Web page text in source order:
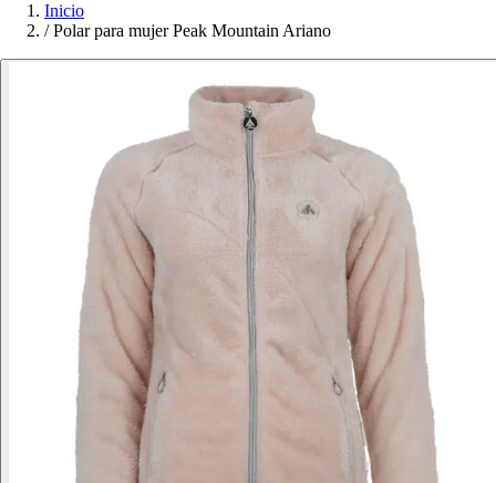
Inicio
/ Polar para mujer Peak Mountain Ariano